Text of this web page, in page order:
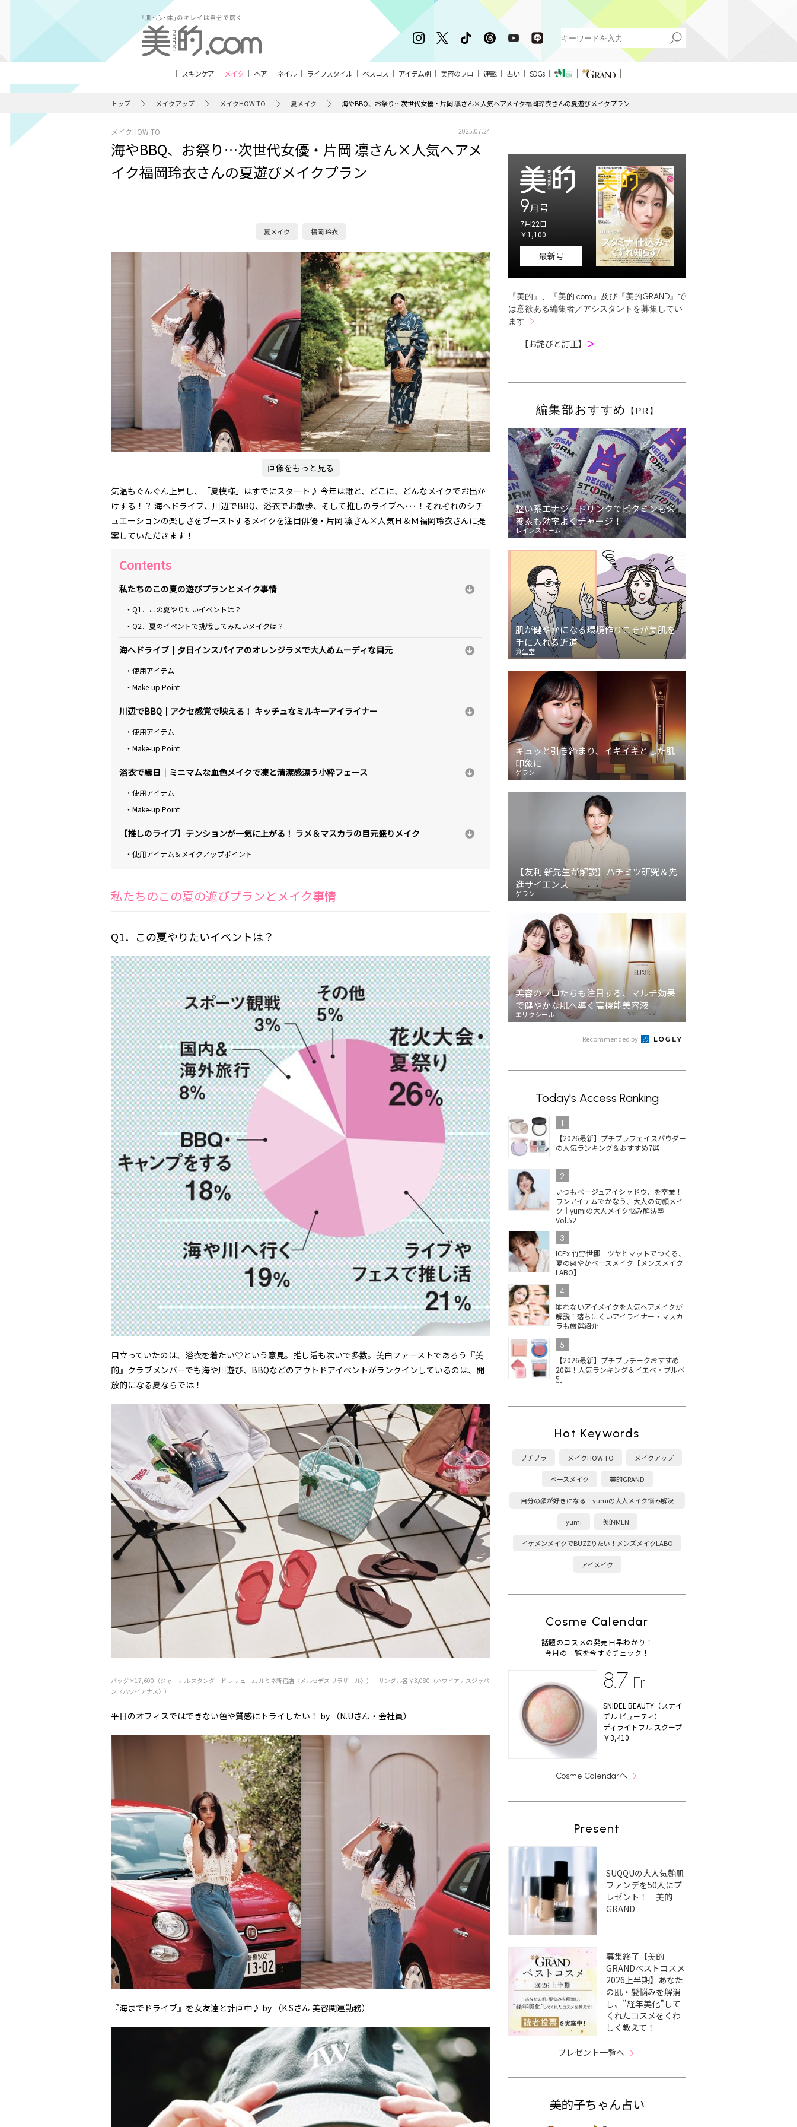
スキンケア メイク ヘア ネイル ライフスタイル ベスコス アイテム別 美容のプロ 連載 占い SDGs
トップ メイクアップ メイクHOW TO 夏メイク 海やBBQ、お祭り…次世代女優・片岡 凛さん×人気ヘアメイク福岡玲衣さんの夏遊びメイクプラン
メイクHOW TO 2025.07.24
海やBBQ、お祭り…次世代女優・片岡 凛さん×人気ヘアメ
イク福岡玲衣さんの夏遊びメイクプラン
夏メイク 福岡 玲衣
画像をもっと見る
気温もぐんぐん上昇し、「夏模様」はすでにスタート♪ 今年は誰と、どこに、どんなメイクでお出か
けする！？ 海へドライブ、川辺でBBQ、浴衣でお散歩、そして推しのライブへ･･･！それぞれのシチ
ュエーションの楽しさをブーストするメイクを注目俳優・片岡 凜さん×人気Ｈ＆Ｍ福岡玲衣さんに提
案していただきます！
Contents
私たちのこの夏の遊びプランとメイク事情
・Q1．この夏やりたいイベントは？
・Q2．夏のイベントで挑戦してみたいメイクは？
海へドライブ｜夕日インスパイアのオレンジラメで大人めムーディな目元
・使用アイテム
・Make-up Point
川辺でBBQ｜アクセ感覚で映える！ キッチュなミルキーアイライナー
・使用アイテム
・Make-up Point
浴衣で縁日｜ミニマムな血色メイクで凜と清潔感漂う小粋フェース
・使用アイテム
・Make-up Point
【推しのライブ】テンションが一気に上がる！ ラメ＆マスカラの目元盛りメイク
・使用アイテム＆メイクアップポイント
私たちのこの夏の遊びプランとメイク事情
Q1．この夏やりたいイベントは？
目立っていたのは、浴衣を着たい♡という意見。推し活も次いで多数。美白ファーストであろう『美
的』クラブメンバーでも海や川遊び、BBQなどのアウトドアイベントがランクインしているのは、開
放的になる夏ならでは！
バッグ￥17,600（ジャーナル スタンダード レリューム ルミネ新宿店〈メルセデス サラザール〉） サンダル各￥3,080（ハワイアナスジャパ
ン〈ハワイアナス〉）
平日のオフィスではできない色や質感にトライしたい！ by （N.Uさん・会社員）
『海までドライブ』を女友達と計画中♪ by （K.Sさん 美容関連勤務）
9月号
7月22日
￥1,100
最新号
『美的』、『美的.com』及び『美的GRAND』で
は意欲ある編集者／アシスタントを募集してい
ます
【お詫びと訂正】 ＞
編集部おすすめ 【PR】
整い系エナジードリンクでビタミンも栄
養素も効率よくチャージ！
レインストーム
肌が健やかになる環境作りこそが美肌を
手に入れる近道
資生堂
キュッと引き締まり、イキイキとした肌
印象に
ゲラン
【友利 新先生が解説】ハチミツ研究＆先
進サイエンス
ゲラン
美容のプロたちも注目する、マルチ効果
で健やかな肌へ導く高機能美容液
エリクシール
Recommended by
Today's Access Ranking
1
【2026最新】プチプラフェイスパウダー
の人気ランキング＆おすすめ7選
2
いつもベージュアイシャドウ、を卒業！
ワンアイテムでかなう、大人の旬顔メイ
ク｜yumiの大人メイク悩み解決塾
Vol.52
3
ICEx 竹野世梛｜ツヤとマットでつくる、
夏の爽やかベースメイク【メンズメイク
LABO】
4
崩れないアイメイクを人気ヘアメイクが
解説！落ちにくいアイライナー・マスカ
ラも厳選紹介
5
【2026最新】プチプラチークおすすめ
20選！人気ランキング＆イエベ・ブルべ
別
Hot Keywords
プチプラ メイクHOW TO メイクアップ
ベースメイク 美的GRAND
自分の顔が好きになる！yumiの大人メイク悩み解決
yumi 美的MEN
イケメンメイクでBUZZりたい！メンズメイクLABO
アイメイク
Cosme Calendar
話題のコスメの発売日早わかり！
今月の一覧を今すぐチェック！
8.7 Fri
SNIDEL BEAUTY（スナイ
デル ビューティ）
ディライトフル スクープ
￥3,410
Cosme Calendarへ
Present
SUQQUの大人気艶肌
ファンデを50人にプ
レゼント！｜美的
GRAND
募集終了【美的
GRANDベストコスメ
2026上半期】あなた
の肌・髪悩みを解消
し、”経年美化”して
くれたコスメをくわ
しく教えて！
プレゼント一覧へ
美的子ちゃん占い